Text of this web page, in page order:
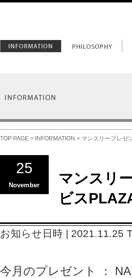
TOP PAGE > INFORMATION > マンスリープレゼ
25
November
マンスリ
ビス
お知らせ日時 | 2021.11.25
今月のプレゼント ：